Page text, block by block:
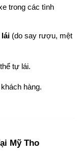
trong các tình
lái (do say rượu, mệt
tự lái.
hàng.
Mỹ Tho